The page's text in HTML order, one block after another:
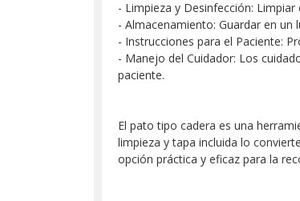
- Limpieza y Desinfección:
- Almacenamiento: Guardar en
- Instrucciones para el Paciente:
- Manejo del Cuidador: Los
paciente.
El pato tipo cadera es una
limpieza y tapa incluida lo
opción práctica y eficaz para la